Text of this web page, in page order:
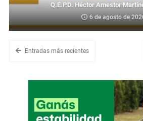
Q.E.P.D. Héctor Amestor
6 de agosto de
Entradas más recientes